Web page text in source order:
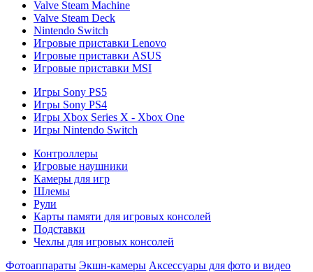
Valve Steam Machine
Valve Steam Deck
Nintendo Switch
Игровые приставки Lenovo
Игровые приставки ASUS
Игровые приставки MSI
Игры Sony PS5
Игры Sony PS4
Игры Xbox Series X - Xbox One
Игры Nintendo Switch
Контроллеры
Игровые наушники
Камеры для игр
Шлемы
Рули
Карты памяти для игровых консолей
Подставки
Чехлы для игровых консолей
Фотоаппараты Экшн-камеры Аксессуары для фото и видео